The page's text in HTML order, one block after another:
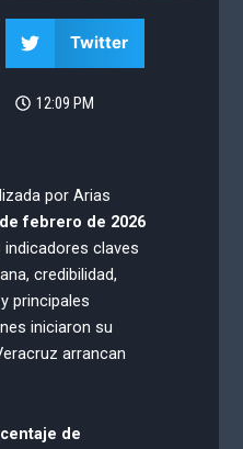
Twitter
12:09 PM
por Arias
febrero de 2026
claves
credibilidad,
principales
iniciaron su
arrancan
de